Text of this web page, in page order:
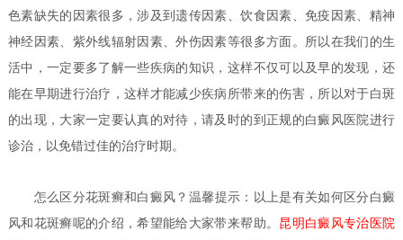
色素缺失的因素很多，涉及到遗传因素、饮食因素、免疫因素、精神
神经因素、紫外线辐射因素、外伤因素等很多方面。所以在我们的生
活中，一定要多了解一些疾病的知识，这样不仅可以及早的发现，还
能在早期进行治疗，这样才能减少疾病所带来的伤害，所以对于白斑
的出现，大家一定要认真的对待，请及时的到正规的白癜风医院进行
诊治，以免错过佳的治疗时期。
怎么区分花斑癣和白癜风？ 温馨提示：以上是有关如何区分白癜
风和花斑癣呢的介绍，希望能给大家带来帮助。 昆明白癜风专治医院